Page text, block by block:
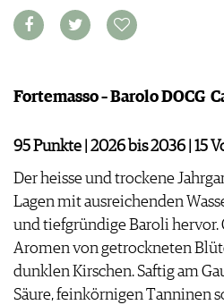
VORTEILSWELT
VIDEOS
BÜCHER
NEWS
WEINSZENE
ANMELDEN
AWARDS
GEWINNSPIELE
VORTEILSWELT
TRINKREIFETABELLE
ABO
Fortemasso – Barolo DOCG
95 Punkte | 2026 bis 2036 | 15
Der heisse und trockene
Lagen mit ausreichenden
und tiefgründige Baroli hervor.
Aromen von getrockneten
dunklen Kirschen. Saftig am
Säure, feinkörnigen Tanninen